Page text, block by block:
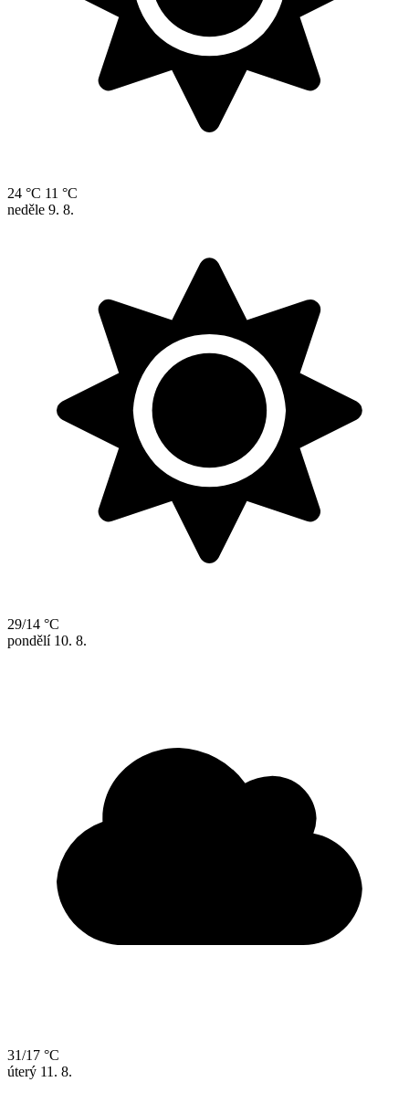
24 °C 11 °C
neděle 9. 8.
29/14 °C
pondělí 10. 8.
31/17 °C
úterý 11. 8.